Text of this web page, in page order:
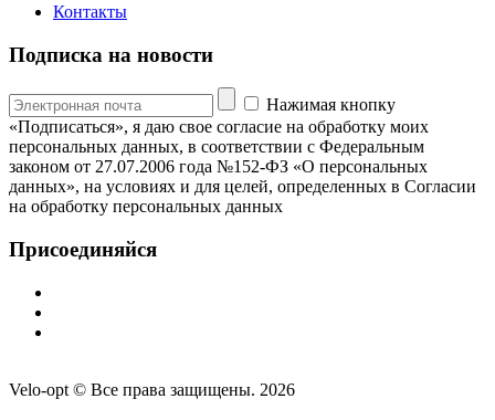
Контакты
Подписка на новости
Нажимая кнопку
«Подписаться», я даю свое согласие на обработку моих
персональных данных, в соответствии с Федеральным
законом от 27.07.2006 года №152-ФЗ «О персональных
данных», на условиях и для целей, определенных в Согласии
на обработку персональных данных
Присоединяйся
Velo-opt © Все права защищены. 2026